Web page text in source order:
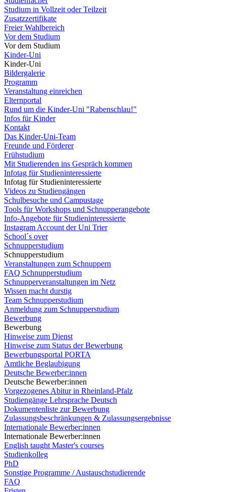
Studium in Vollzeit oder Teilzeit
Zusatzzertifikate
Freier Wahlbereich
Vor dem Studium
Vor dem Studium
Kinder-Uni
Kinder-Uni
Bildergalerie
Programm
Veranstaltung einreichen
Elternportal
Rund um die Kinder-Uni "Rabenschlau!"
Infos für Kinder
Kontakt
Das Kinder-Uni-Team
Freunde und Förderer
Frühstudium
Mit Studierenden ins Gespräch kommen
Infotag für Studieninteressierte
Infotag für Studieninteressierte
Videos zu Studiengängen
Schulbesuche und Campustage
Tools für Workshops und Schnupperangebote
Info-Angebote für Studieninteressierte
Instagram Account der Uni Trier
School´s over
Schnupperstudium
Schnupperstudium
Veranstaltungen zum Schnuppern
FAQ Schnupperstudium
Schnupperveranstaltungen im Netz
Wissen macht durstig
Team Schnupperstudium
Anmeldung zum Schnupperstudium
Bewerbung
Bewerbung
Hinweise zum Dienst
Hinweise zum Status der Bewerbung
Bewerbungsportal PORTA
Amtliche Beglaubigung
Deutsche Bewerber:innen
Deutsche Bewerber:innen
Vorgezogenes Abitur in Rheinland-Pfalz
Studiengänge Lehrsprache Deutsch
Dokumentenliste zur Bewerbung
Zulassungsbeschränkungen & Zulassungsergebnisse
Internationale Bewerber:innen
Internationale Bewerber:innen
English taught Master's courses
Studienkolleg
PhD
Sonstige Programme / Austauschstudierende
FAQ